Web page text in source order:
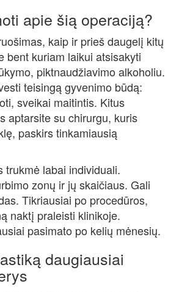
apie šią operaciją?
kaip ir prieš daugelį kitų
bent kuriam laikui atsisakyti
piktnaudžiavimo alkoholiu.
teisingą gyvenimo būdą:
sveikai maitintis. Kitus
aptarsite su chirurgu, kuris
paskirs tinkamiausią
trukmė labai individuali.
zonų ir jų skaičiaus. Gali
Tikriausiai po procedūros,
naktį praleisti klinikoje.
pasimato po kelių mėnesių.
daugiausiai